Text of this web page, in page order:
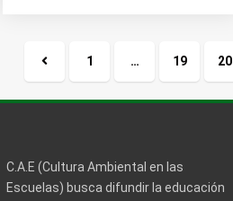
Página
anterior
1 … 19 20
C.A.E (Cultura Ambiental en las
Escuelas) busca difundir la educación